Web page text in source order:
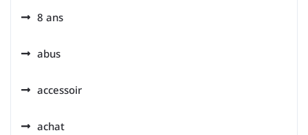
8 ans
abus
accessoir
achat